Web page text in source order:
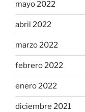
mayo 2022
abril 2022
marzo 2022
febrero 2022
enero 2022
diciembre 2021